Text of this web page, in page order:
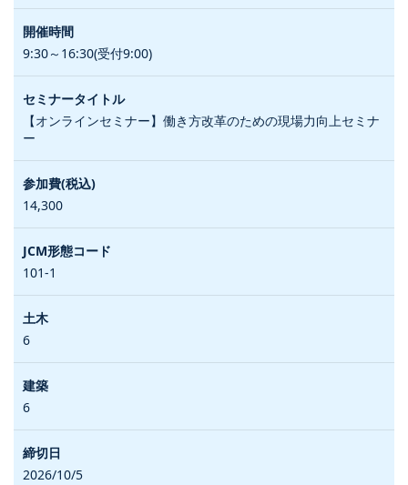
9:30～16:30(受付9:00)
【オンラインセミナー】働き方改革のための現場力向上セミナ
ー
14,300
101-1
6
6
2026/10/5